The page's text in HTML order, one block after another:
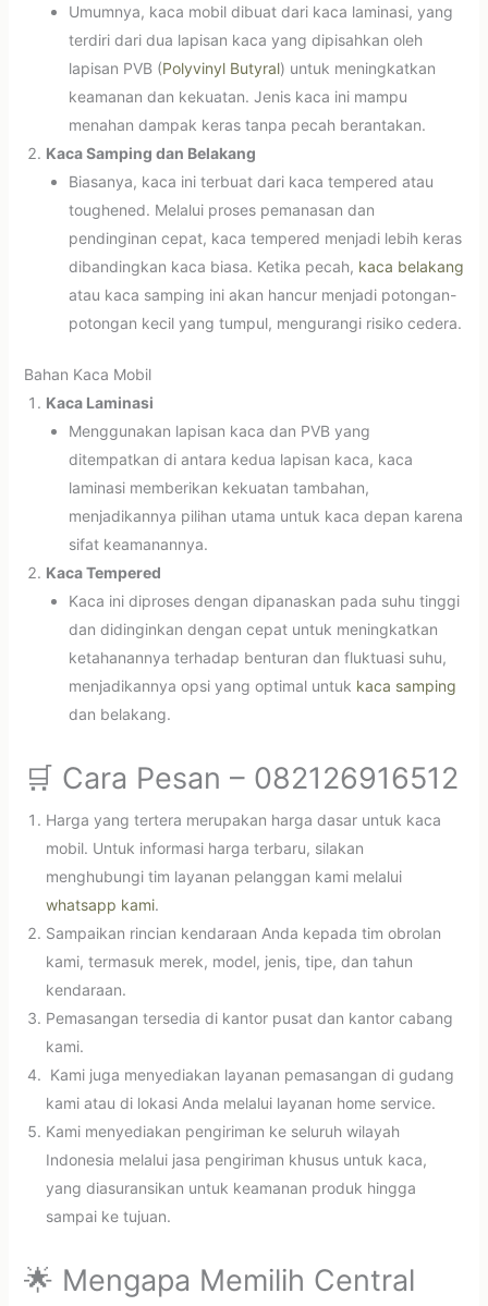
Umumnya, kaca mobil dibuat dari kaca laminasi, yang
terdiri dari dua lapisan kaca yang dipisahkan oleh
lapisan PVB (Polyvinyl Butyral) untuk meningkatkan
keamanan dan kekuatan. Jenis kaca ini mampu
menahan dampak keras tanpa pecah berantakan.
Kaca Samping dan Belakang
Biasanya, kaca ini terbuat dari kaca tempered atau
toughened. Melalui proses pemanasan dan
pendinginan cepat, kaca tempered menjadi lebih keras
dibandingkan kaca biasa. Ketika pecah, kaca belakang
atau kaca samping ini akan hancur menjadi potongan-
potongan kecil yang tumpul, mengurangi risiko cedera.
Bahan Kaca Mobil
Kaca Laminasi
Menggunakan lapisan kaca dan PVB yang
ditempatkan di antara kedua lapisan kaca, kaca
laminasi memberikan kekuatan tambahan,
menjadikannya pilihan utama untuk kaca depan karena
sifat keamanannya.
Kaca Tempered
Kaca ini diproses dengan dipanaskan pada suhu tinggi
dan didinginkan dengan cepat untuk meningkatkan
ketahanannya terhadap benturan dan fluktuasi suhu,
menjadikannya opsi yang optimal untuk kaca samping
dan belakang.
🛒 Cara Pesan – 082126916512
Harga yang tertera merupakan harga dasar untuk kaca
mobil. Untuk informasi harga terbaru, silakan
menghubungi tim layanan pelanggan kami melalui
whatsapp kami.
Sampaikan rincian kendaraan Anda kepada tim obrolan
kami, termasuk merek, model, jenis, tipe, dan tahun
kendaraan.
Pemasangan tersedia di kantor pusat dan kantor cabang
kami.
Kami juga menyediakan layanan pemasangan di gudang
kami atau di lokasi Anda melalui layanan home service.
Kami menyediakan pengiriman ke seluruh wilayah
Indonesia melalui jasa pengiriman khusus untuk kaca,
yang diasuransikan untuk keamanan produk hingga
sampai ke tujuan.
🌟 Mengapa Memilih Central